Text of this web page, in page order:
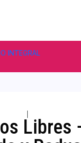
INTEGRAL